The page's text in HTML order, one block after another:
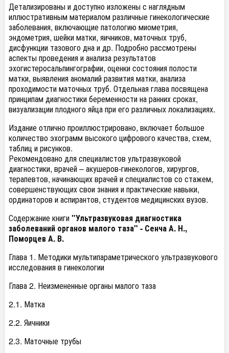
Детализированы и доступно изложены с наглядным
иллюстративным материалом различные гинекологические
заболевания, включающие патологию миометрия,
эндометрия, шейки матки, яичников, маточных труб,
дисфункции тазового дна и др. Подробно рассмотрены
аспекты проведения и анализа результатов
эхогистеросальпингографии, оценки состояния полости
матки, выявления аномалий развития матки, анализа
проходимости маточных труб. Отдельная глава посвящена
принципам диагностики беременности на ранних сроках,
визуализации плодного яйца при его различных локализациях.
Издание отлично проиллюстрировано, включает большое
количество эхограмм высокого цифрового качества, схем,
таблиц и рисунков.
Рекомендовано для специалистов ультразвуковой
диагностики, врачей – акушеров-гинекологов, хирургов,
терапевтов, начинающих врачей и специалистов со стажем,
совершенствующих свои знания и практические навыки,
ординаторов и аспирантов, студентов медицинских вузов.
Содержание книги"Ультразвуковая диагностика
заболеваний органов малого таза" - Сенча А. Н.,
Поморцев А. В.
Глава 1. Методики мультипараметрического ультразвукового
исследования в гинекологии
Глава 2. Неизмененные органы малого таза
2.1. Матка
2.2. Яичники
2.3. Маточные трубы